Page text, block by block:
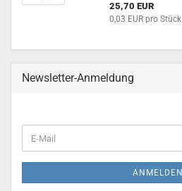
25,70 EUR
0,03 EUR pro Stück
Newsletter-Anmeldung
ZUR
E-
Mail
ANMELDEN